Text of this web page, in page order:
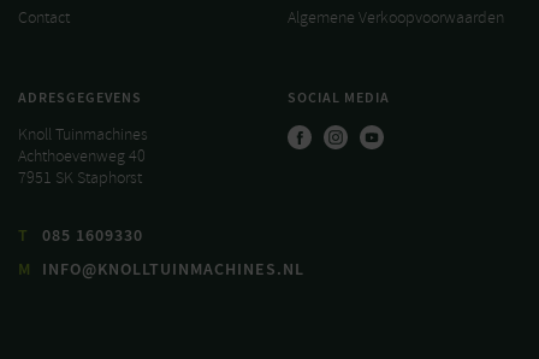
Contact
Algemene Verkoopvoorwaarden
ADRESGEGEVENS
Knoll Tuinmachines
Achthoevenweg 40
7951 SK Staphorst
T
085 1609330
M
INFO@KNOLLTUINMACHINES.NL
SOCIAL MEDIA